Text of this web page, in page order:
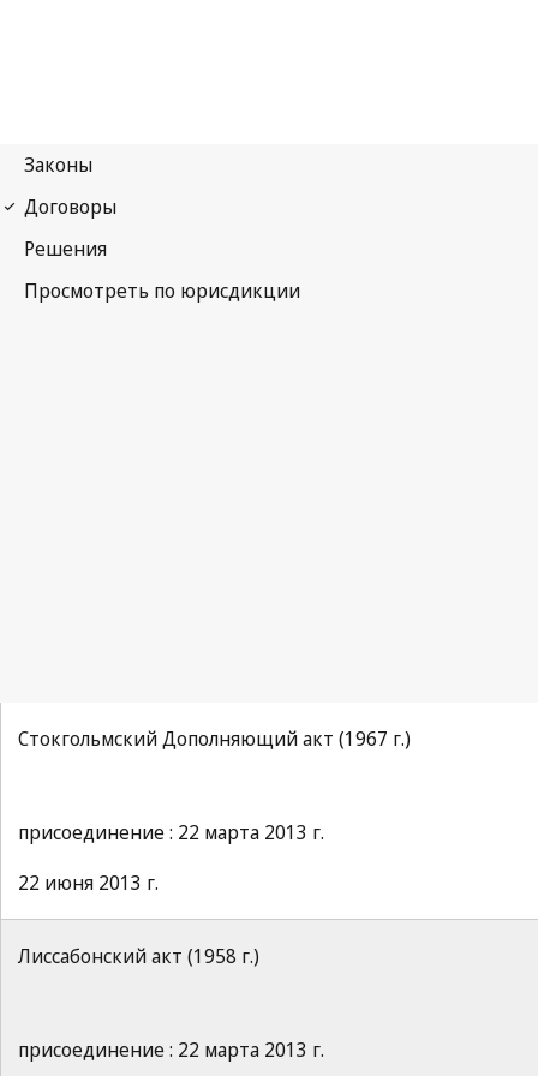
Стокгольмский Дополняющий акт (1967 г.)
присоединение : 22 марта 2013 г.
22 июня 2013 г.
Лиссабонский акт (1958 г.)
присоединение : 22 марта 2013 г.